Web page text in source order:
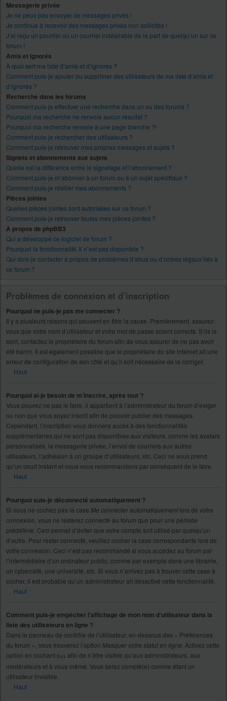
Messagerie privée
Je ne peux pas envoyer de messages privés !
Je continue à recevoir des messages privés non sollicités !
J’ai reçu un pourriel ou un courriel indésirable de la part de quelqu’un sur ce
forum !
Amis et ignorés
À quoi sert ma liste d’amis et d’ignorés ?
Comment puis-je ajouter ou supprimer des utilisateurs de ma liste d’amis et
d’ignorés ?
Recherche dans les forums
Comment puis-je effectuer une recherche dans un ou des forums ?
Pourquoi ma recherche ne renvoie aucun résultat ?
Pourquoi ma recherche renvoie à une page blanche ?!
Comment puis-je rechercher des utilisateurs ?
Comment puis-je retrouver mes propres messages et sujets ?
Signets et abonnements aux sujets
Quelle est la différence entre le signetage et l’abonnement ?
Comment puis-je m’abonner à un forum ou à un sujet spécifique ?
Comment puis-je résilier mes abonnements ?
Pièces jointes
Quelles pièces jointes sont autorisées sur ce forum ?
Comment puis-je retrouver toutes mes pièces jointes ?
À propos de phpBB3
Qui a développé ce logiciel de forum ?
Pourquoi la fonctionnalité X n’est pas disponible ?
Qui dois-je contacter à propos de problèmes d’abus ou d’ordres légaux liés à
ce forum ?
Problèmes de connexion et d’inscription
Pourquoi ne puis-je pas me connecter ?
Il y a plusieurs raisons qui peuvent en être la cause. Premièrement, assurez-
vous que votre nom d’utilisateur et votre mot de passe soient corrects. S’ils le
sont, contactez le propriétaire du forum afin de vous assurer de ne pas avoir
été banni. Il est également possible que le propriétaire du site internet ait une
erreur de configuration de son côté et qu’il soit nécessaire de la corriger.
Haut
Pourquoi ai-je besoin de m’inscrire, après tout ?
Vous pouvez ne pas le faire, il appartient à l’administrateur du forum d’exiger
ou non que vous soyez inscrit afin de pouvoir publier des messages.
Cependant, l’inscription vous donnera accès à des fonctionnalités
supplémentaires qui ne sont pas disponibles aux visiteurs, comme les avatars
personnalisés, la messagerie privée, l’envoi de courriels aux autres
utilisateurs, l’adhésion à un groupe d’utilisateurs, etc. Ceci ne vous prend
qu’un court instant et nous vous recommandons par conséquent de le faire.
Haut
Pourquoi suis-je déconnecté automatiquement ?
Si vous ne cochez pas la case Me connecter automatiquementlors de votre
connexion, vous ne resterez connecté au forum que pour une période
prédéfinie. Ceci permet d’éviter que votre compte soit utilisé par quelqu’un
d’autre. Pour rester connecté, veuillez cocher la case correspondante lors de
votre connexion. Ceci n’est pas recommandé si vous accédez au forum par
l’intermédiaire d’un ordinateur public, comme par exemple dans une librairie,
un cybercafé, une université, etc. Si vous n’arrivez pas à trouver cette case à
cocher, il est probable qu’un administrateur ait désactivé cette fonctionnalité.
Haut
Comment puis-je empêcher l’affichage de mon nom d’utilisateur dans la
liste des utilisateurs en ligne ?
Dans le panneau de contrôle de l’utilisateur, en-dessous des « Préférences
du forum », vous trouverez l’option Masquer votre statut en ligne . Activez cette
option en cochant Oui afin de n’être visible qu’aux administrateurs, aux
modérateurs et à vous-même. Vous serez compté(e) comme étant un
utilisateur invisible.
Haut